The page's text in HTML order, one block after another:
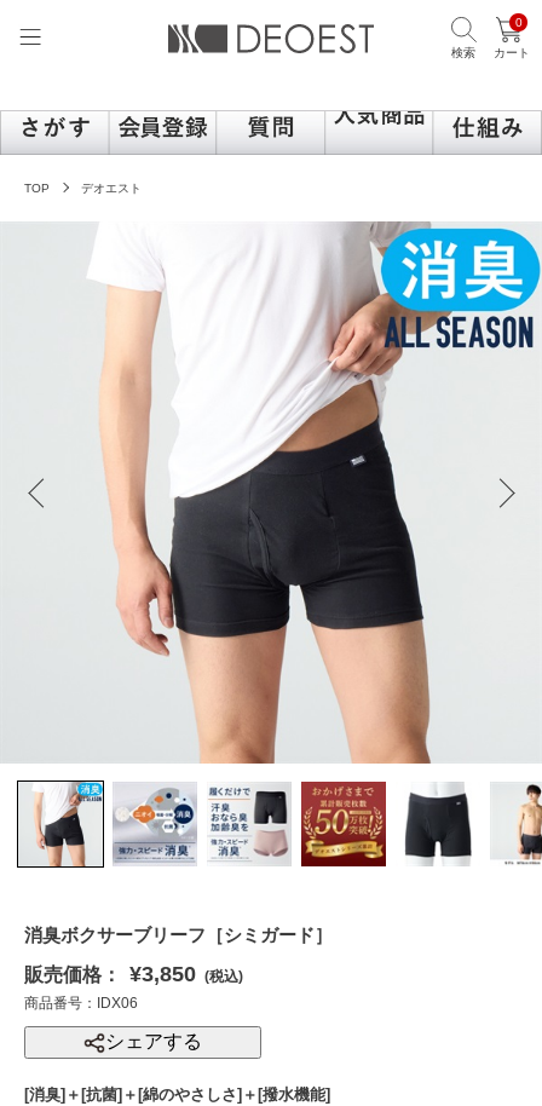
検索
0
カート
TOP デオエスト
消臭ボクサーブリーフ［シミガード］
販売価格：
¥3,850 (税込)
商品番号：IDX06
シェアする
[消臭]＋[抗菌]＋[綿のやさしさ]＋[撥水機能]